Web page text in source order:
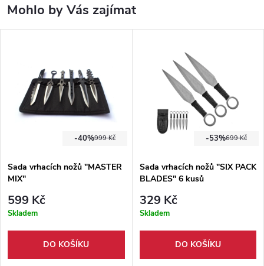
Mohlo by Vás zajímat
999 Kč
-40%
Sada vrhacích nožů "MASTER
MIX"
599 Kč
Skladem
DO KOŠÍKU
699 Kč
-53%
Sada vrhacích nožů "SIX PACK
BLADES" 6 kusů
329 Kč
Skladem
DO KOŠÍKU